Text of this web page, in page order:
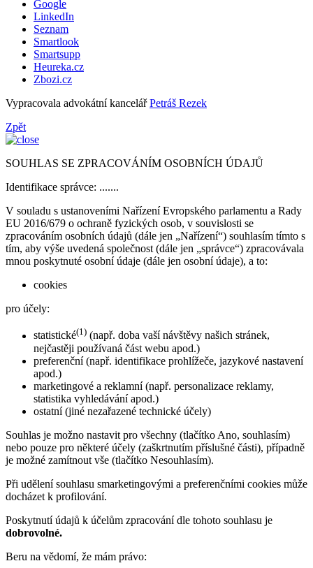
Google
LinkedIn
Seznam
Smartlook
Smartsupp
Heureka.cz
Zbozi.cz
Vypracovala advokátní kancelářPetráš Rezek
Zpět
SOUHLAS SE ZPRACOVÁNÍM OSOBNÍCH ÚDAJŮ
Identifikace správce: .......
V souladu s ustanoveními Nařízení Evropského parlamentu a Rady
EU 2016/679 o ochraně fyzických osob, v souvislosti se
zpracováním osobních údajů (dále jen „Nařízení“) souhlasím tímto s
tím, aby výše uvedená společnost (dále jen „správce“) zpracovávala
mnou poskytnuté osobní údaje (dále jen osobní údaje), a to:
cookies
pro účely:
statistické(1) (např. doba vaší návštěvy našich stránek,
nejčastěji používaná část webu apod.)
preferenční (např. identifikace prohlížeče, jazykové nastavení
apod.)
marketingové a reklamní (např. personalizace reklamy,
statistika vyhledávání apod.)
ostatní (jiné nezařazené technické účely)
Souhlas je možno nastavit pro všechny (tlačítko Ano, souhlasím)
nebo pouze pro některé účely (zaškrtnutím příslušné části), případně
je možné zamítnout vše (tlačítko Nesouhlasím).
Při udělení souhlasu smarketingovými a preferenčními cookies může
docházet k profilování.
Poskytnutí údajů k účelům zpracování dle tohoto souhlasu je
dobrovolné.
Beru na vědomí, že mám právo: